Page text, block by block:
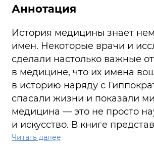
Аннотация
История медицины знает
имен. Некоторые врачи и
сделали настолько важные
в медицине, что их имена
в историю наряду с
спасали жизни и показали
медицина — это не просто
и искусство. В книге
жизнеописания выдающихся
Читать далее